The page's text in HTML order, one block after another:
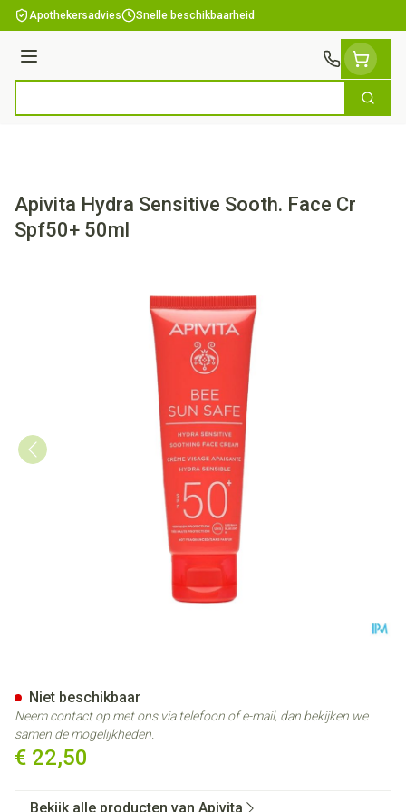
Ga naar de inhoud
Apothekersadvies Snelle beschikbaarheid
Menu
Zoek
Apivita Hydra Sensitive Sooth. Face Cr
Spf50+ 50ml
€ 22,50
Niet beschikbaar
Neem contact op met ons via telefoon of e-mail, dan bekijken we
samen de mogelijkheden.
Bekijk alle producten van Apivita